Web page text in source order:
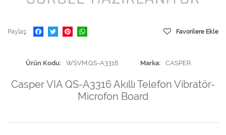
Paylaş Favorilere Ekle
Ürün Kodu WSVM.QS-A3316 Marka CASPER
Casper VIA QS-A3316 Akıllı Telefon Vibratör-
Microfon Board